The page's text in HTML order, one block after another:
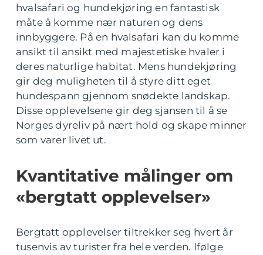
hvalsafari og hundekjøring en fantastisk
måte å komme nær naturen og dens
innbyggere. På en hvalsafari kan du komme
ansikt til ansikt med majestetiske hvaler i
deres naturlige habitat. Mens hundekjøring
gir deg muligheten til å styre ditt eget
hundespann gjennom snødekte landskap.
Disse opplevelsene gir deg sjansen til å se
Norges dyreliv på nært hold og skape minner
som varer livet ut.
Kvantitative målinger om
«bergtatt opplevelser»
Bergtatt opplevelser tiltrekker seg hvert år
tusenvis av turister fra hele verden. Ifølge